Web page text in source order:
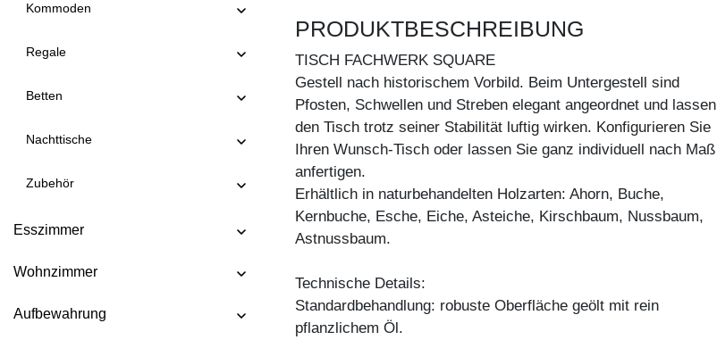
TISCH DUCK
TISCH DUCK OVAL
TISCH FACHWERK SQUARE
TISCH FORTE 3 B7X7
TISCH FORTE 4 B9X9
TISCH FORTE BUTTERFLY
TISCH GRATUS BUTTERFLY
TISCH IUSTUS
Kommoden
Regale
Betten
Nachttische
Zubehör
Esszimmer
Wohnzimmer
Aufbewahrung
PRODUKTBESCHREIBUNG
TISCH FACHWERK SQUARE
Gestell nach historischem Vorbild. Beim Untergestell sind
Pfosten, Schwellen und Streben elegant angeordnet und lassen
den Tisch trotz seiner Stabilität luftig wirken. Konfigurieren Sie
Ihren Wunsch-Tisch oder lassen Sie ganz individuell nach Maß
anfertigen.
Erhältlich in naturbehandelten Holzarten: Ahorn, Buche,
Kernbuche, Esche, Eiche, Asteiche, Kirschbaum, Nussbaum,
Astnussbaum.
Technische Details:
Standardbehandlung: robuste Oberfläche geölt mit rein
pflanzlichem Öl.